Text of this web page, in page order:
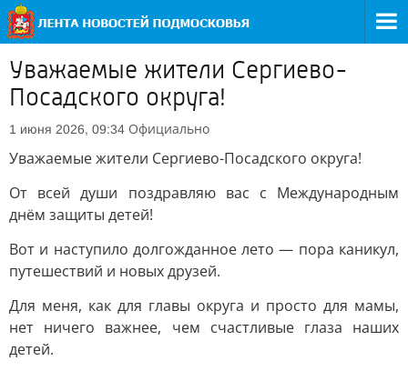
Уважаемые жители Сергиево-
Посадского округа!
1 июня 2026, 09:34 Официально
Уважаемые жители Сергиево-Посадского округа!
От всей души поздравляю вас с Международным
днём защиты детей!
Вот и наступило долгожданное лето — пора каникул,
путешествий и новых друзей.
Для меня, как для главы округа и просто для мамы,
нет ничего важнее, чем счастливые глаза наших
детей.